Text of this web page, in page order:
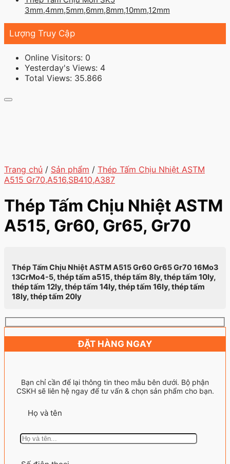
3mm,4mm,5mm,6mm,8mm,10mm,12mm
Lượng Truy Cập
Online Visitors: 0
Yesterday's Views: 4
Total Views: 35.866
Trang chủ / Sản phẩm / Thép Tấm Chịu Nhiệt ASTM
A515 Gr70,A516,SB410,A387
Thép Tấm Chịu Nhiệt ASTM
A515, Gr60, Gr65, Gr70
Thép Tấm Chịu Nhiệt ASTM A515 Gr60 Gr65 Gr70 16Mo3
13CrMo4-5, thép tấm a515, thép tấm 8ly, thép tấm 10ly,
thép tấm 12ly, thép tấm 14ly, thép tấm 16ly, thép tấm
18ly, thép tấm 20ly
ĐẶT HÀNG NGAY
Bạn chỉ cần để lại thông tin theo mẫu bên dưới. Bộ phận
CSKH sẽ liên hệ ngay để tư vấn & chọn sản phẩm cho bạn.
Họ và tên